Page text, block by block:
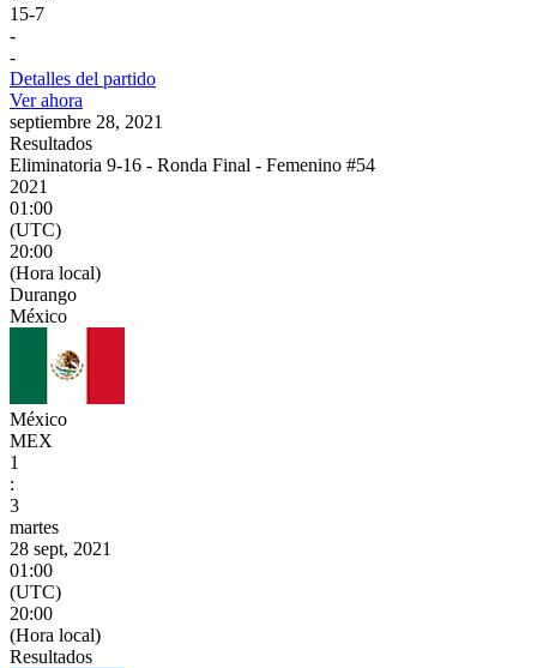
15-7
-
-
Detalles del partido
Ver ahora
septiembre 28, 2021
Resultados
Eliminatoria 9-16 - Ronda Final - Femenino #54
2021
01:00
(UTC)
20:00
(Hora local)
Durango
México
México
MEX
1
:
3
martes
28 sept, 2021
01:00
(UTC)
20:00
(Hora local)
Resultados